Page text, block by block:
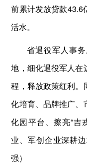
前累计发放贷款43.6
活水。
省退役军人事
地，细化退役军人在
程，释放政策红利。
化培育、品牌推广、
化园平台、擦亮“吉
业、军创企业深耕
强）